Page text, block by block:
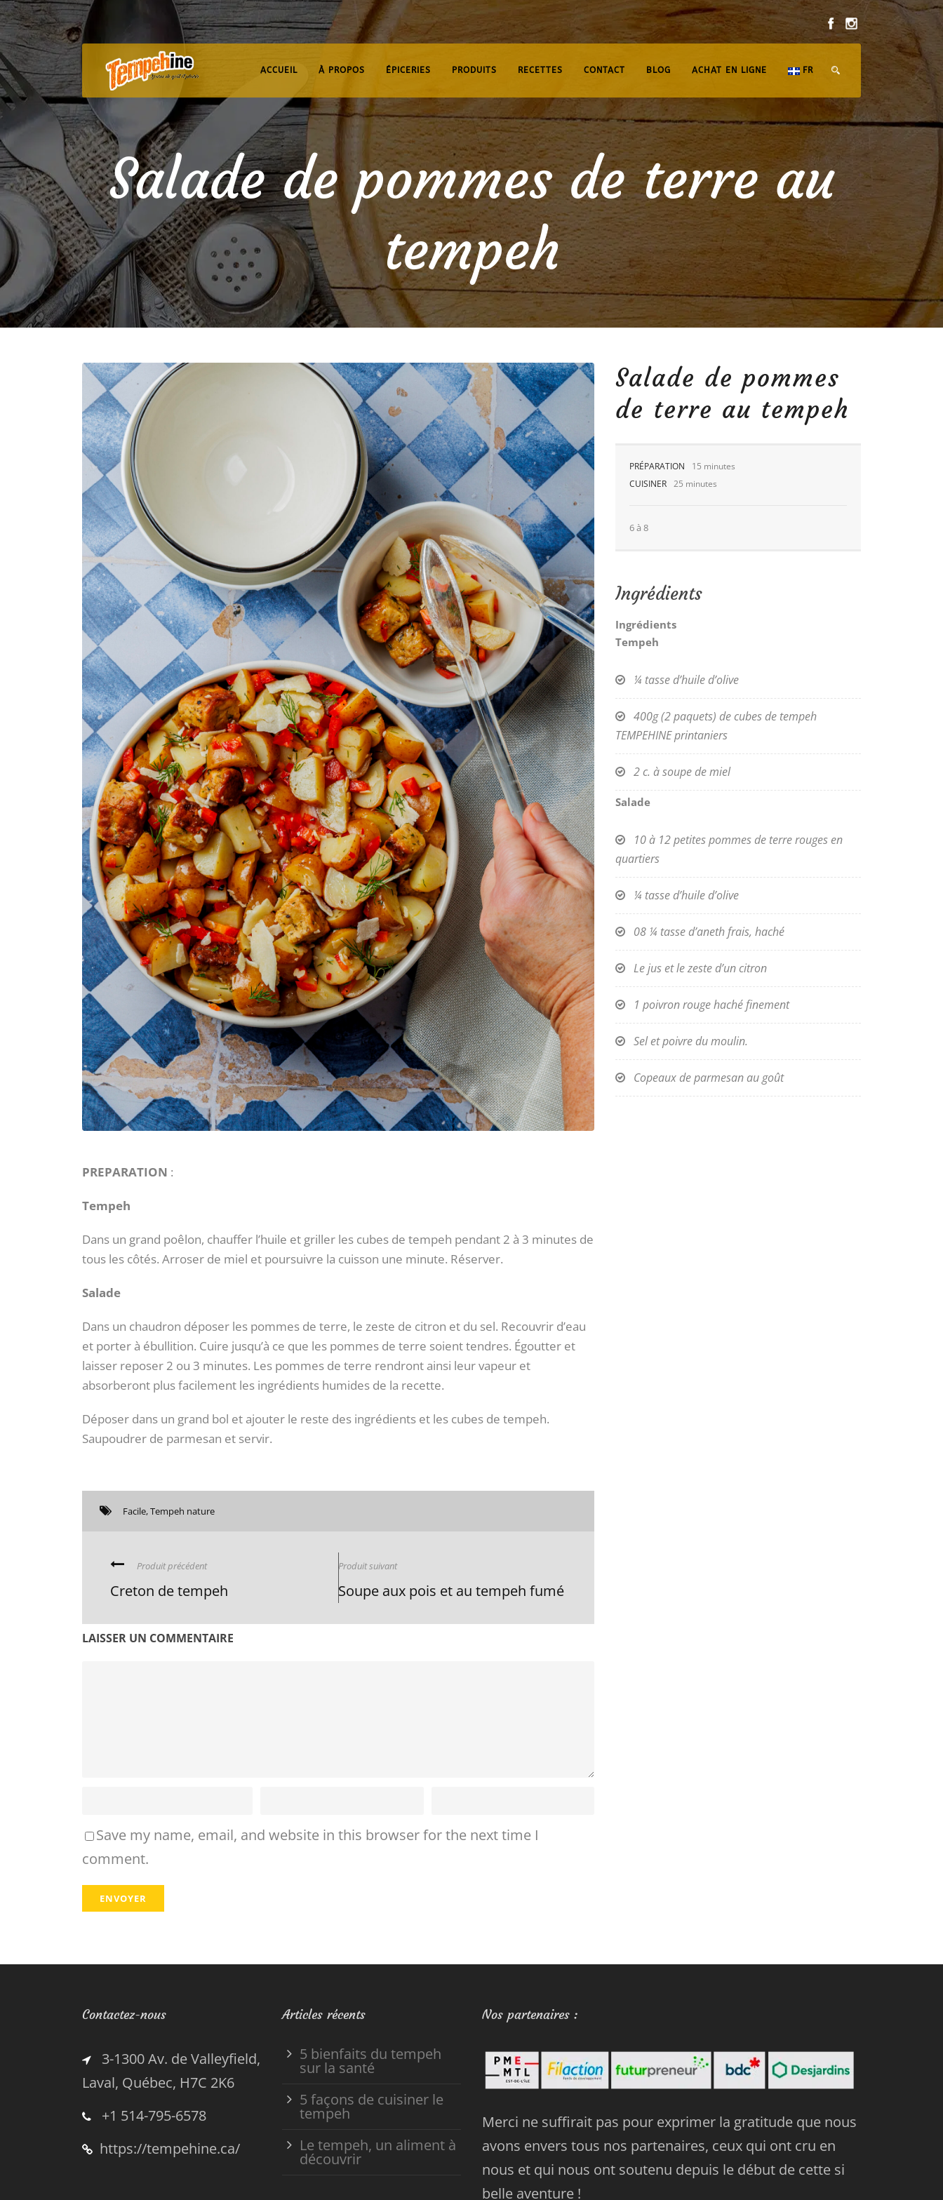
ACCUEIL À PROPOS ÉPICERIES PRODUITS RECETTES CONTACT BLOG ACHAT EN LIGNE FR
Salade de pommes de terre au
tempeh
Salade de pommes
de terre au tempeh
PRÉPARATION
15 minutes
CUISINER 25 minutes
6 à 8
Ingrédients
Ingrédients
Tempeh
¼ tasse d’huile d’olive
400g (2 paquets) de cubes de tempeh
TEMPEHINE printaniers
2 c. à soupe de miel
Salade
10 à 12 petites pommes de terre rouges en
quartiers
¼ tasse d’huile d’olive
08 ¼ tasse d’aneth frais, haché
Le jus et le zeste d’un citron
1 poivron rouge haché finement
Sel et poivre du moulin.
Copeaux de parmesan au goût
PREPARATION :
Tempeh
Dans un grand poêlon, chauffer l’huile et griller les cubes de tempeh pendant 2 à 3 minutes de
tous les côtés. Arroser de miel et poursuivre la cuisson une minute. Réserver.
Salade
Dans un chaudron déposer les pommes de terre, le zeste de citron et du sel. Recouvrir d’eau
et porter à ébullition. Cuire jusqu’à ce que les pommes de terre soient tendres. Égoutter et
laisser reposer 2 ou 3 minutes. Les pommes de terre rendront ainsi leur vapeur et
absorberont plus facilement les ingrédients humides de la recette.
Déposer dans un grand bol et ajouter le reste des ingrédients et les cubes de tempeh.
Saupoudrer de parmesan et servir.
Facile,Tempeh nature
Produit précédent
Creton de tempeh
Produit suivant
Soupe aux pois et au tempeh fumé
LAISSER UN COMMENTAIRE
Save my name, email, and website in this browser for the next time I
comment.
Contactez-nous
3-1300 Av. de Valleyfield,
Laval, Québec, H7C 2K6
+1 514-795-6578
https://tempehine.ca/
Articles récents
5 bienfaits du tempeh
sur la santé
5 façons de cuisiner le
tempeh
Le tempeh, un aliment à
découvrir
Nos partenaires :
Merci ne suffirait pas pour exprimer la gratitude que nous
avons envers tous nos partenaires, ceux qui ont cru en
nous et qui nous ont soutenu depuis le début de cette si
belle aventure !